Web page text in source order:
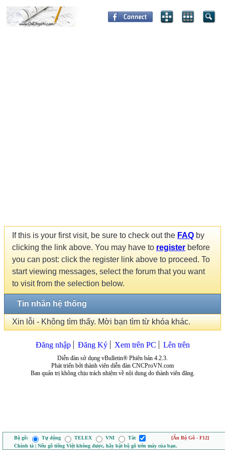
If this is your first visit, be sure to check out the FAQ by
clicking the link above. You may have to register before
you can post: click the register link above to proceed. To
start viewing messages, select the forum that you want
to visit from the selection below.
Tin nhắn hệ thống
Xin lỗi - Không tìm thấy. Mời bạn tìm từ khóa khác.
Đăng nhập Đăng Ký Xem trên PC Lên trên
Diễn đàn sử dụng vBulletin® Phiên bản 4.2.3.
Phát triển bởi thành viên diễn đàn CNCProVN.com
Ban quản trị không chịu trách nhiệm về nội dung do thành viên đăng.
Bộ gõ: Tự động TELEX VNI Tắt
[Ẩn Bộ Gõ - F12]
Chính tả | Nếu gõ tiếng Việt không được, hãy bật bộ gõ trên máy của bạn.